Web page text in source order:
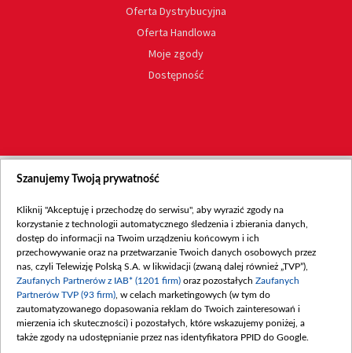
Oferta Dystrybucyjna
Oferta Handlowa
Moje zgody
Dostępność
Szanujemy Twoją prywatność
Kliknij "Akceptuję i przechodzę do serwisu", aby wyrazić zgody na
korzystanie z technologii automatycznego śledzenia i zbierania danych,
dostęp do informacji na Twoim urządzeniu końcowym i ich
przechowywanie oraz na przetwarzanie Twoich danych osobowych przez
nas, czyli Telewizję Polską S.A. w likwidacji (zwaną dalej również „TVP”),
Zaufanych Partnerów z IAB* (1201 firm) oraz pozostałych Zaufanych
Partnerów TVP (93 firm) , w celach marketingowych (w tym do
zautomatyzowanego dopasowania reklam do Twoich zainteresowań i
mierzenia ich skuteczności) i pozostałych, które wskazujemy poniżej, a
także zgody na udostępnianie przez nas identyfikatora PPID do Google.